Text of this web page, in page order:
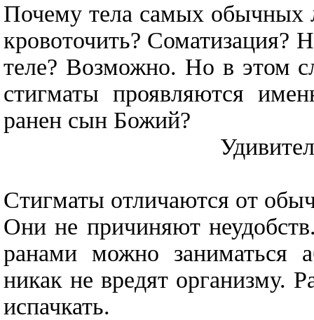
Почему тела самых обычных
кровоточить? Соматизация?
теле? Возможно. Но в этом
стигматы проявляются
ранен сын Божий?
Стигматы отличаются от
Они не причиняют
ранами можно
никак не вредят организму.
испачкать.